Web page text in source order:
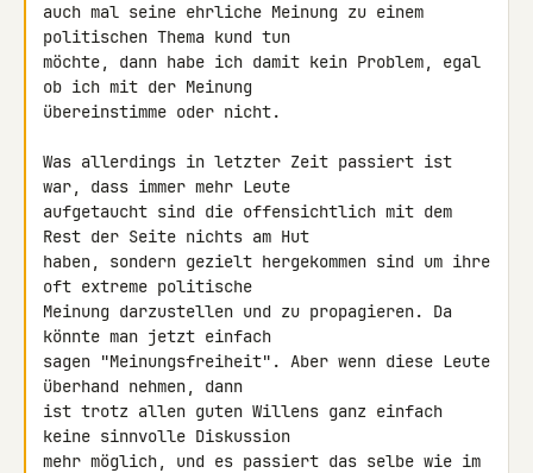
auch mal seine ehrliche Meinung zu einem
politischen Thema kund tun
möchte, dann habe ich damit kein Problem, egal
ob ich mit der Meinung
übereinstimme oder nicht.
Was allerdings in letzter Zeit passiert ist
war, dass immer mehr Leute
aufgetaucht sind die offensichtlich mit dem
Rest der Seite nichts am Hut
haben, sondern gezielt hergekommen sind um ihre
oft extreme politische
Meinung darzustellen und zu propagieren. Da
könnte man jetzt einfach
sagen "Meinungsfreiheit". Aber wenn diese Leute
überhand nehmen, dann
ist trotz allen guten Willens ganz einfach
keine sinnvolle Diskussion
mehr möglich, und es passiert das selbe wie im